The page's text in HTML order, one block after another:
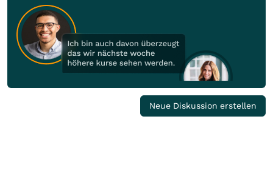
Neue Diskussion erstellen